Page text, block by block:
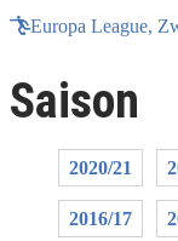
Europa League,
Saison
2020/21
2016/17